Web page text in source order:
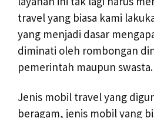
travel yang biasa kami
yang menjadi dasar
diminati oleh rombongan
pemerintah maupun swasta.
Jenis mobil travel yang
beragam, jenis mobil yang